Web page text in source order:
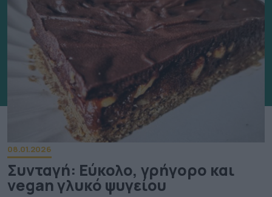
08.01.2026
Συνταγή: Εύκολο, γρήγορο και
vegan γλυκό ψυγείου